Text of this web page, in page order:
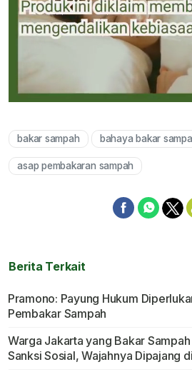
bakar sampah bahaya bakar
asap pembakaran sampah
Berita Terkait
Pramono: Payung Hukum
Pembakar Sampah
Warga Jakarta yang Bakar
Sanksi Sosial, Wajahnya Dipajang